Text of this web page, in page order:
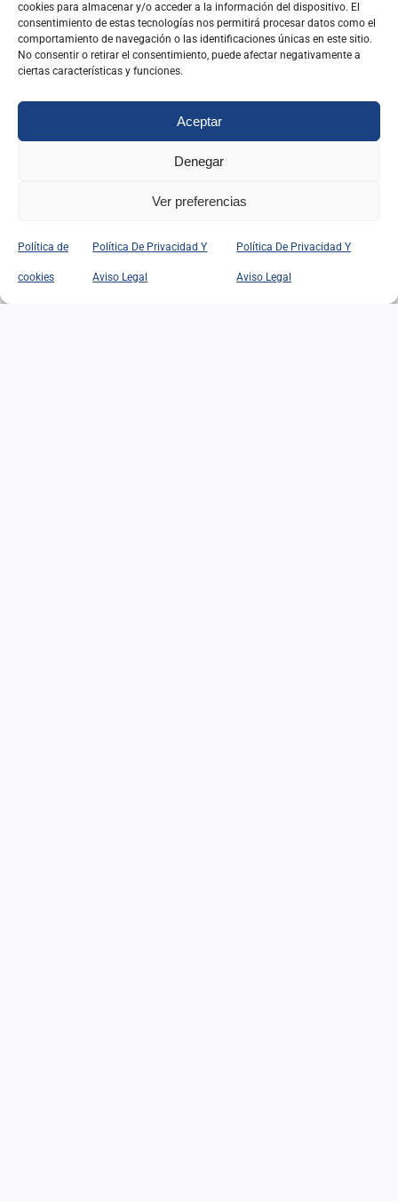
cookies para almacenar y/o acceder a la información del dispositivo. El
consentimiento de estas tecnologías nos permitirá procesar datos como el
comportamiento de navegación o las identificaciones únicas en este sitio.
No consentir o retirar el consentimiento, puede afectar negativamente a
ciertas características y funciones.
Aceptar
Denegar
Ver preferencias
Política de
cookies
Política De Privacidad Y
Aviso Legal
Política De Privacidad Y
Aviso Legal
Webs relacionadas